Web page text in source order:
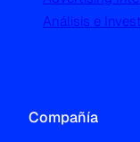
Análisis e
Compañía